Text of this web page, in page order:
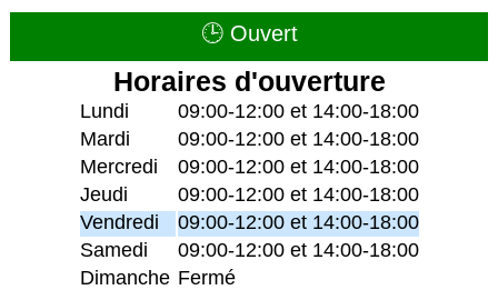
🕒 Ouvert
Horaires d'ouverture
Lundi
09:00-12:00 et 14:00-18:00
Mardi
09:00-12:00 et 14:00-18:00
Mercredi
09:00-12:00 et 14:00-18:00
Jeudi
09:00-12:00 et 14:00-18:00
Vendredi
09:00-12:00 et 14:00-18:00
Samedi
09:00-12:00 et 14:00-18:00
Dimanche Fermé